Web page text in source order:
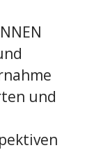
und